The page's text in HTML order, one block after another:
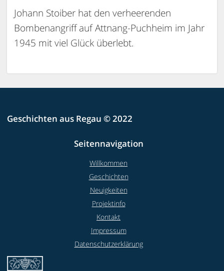
Johann Stoiber hat den verheerenden
Bombenangriff auf Attnang-Puchheim im Jahr
1945 mit viel Glück überlebt.
Geschichten aus Regau © 2022
Seitennavigation
Willkommen
Geschichten
Neuigkeiten
Projektinfo
Kontakt
Impressum
Datenschutzerklärung